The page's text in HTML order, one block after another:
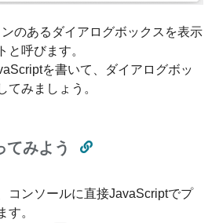
のあるダイアログボックスを表示
と呼びます。
を書いて、ダイアログボッ
てみましょう。
てみよう
コンソールに直接JavaScriptでプ
す。